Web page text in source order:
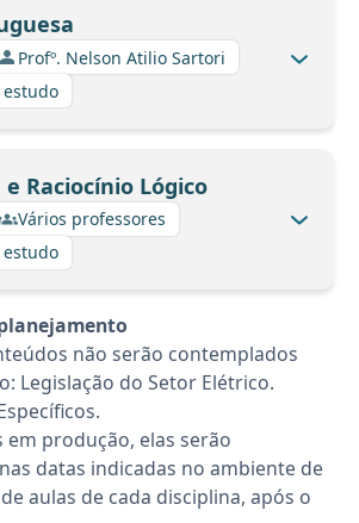
Profº. Nelson Atilio Sartori
estudo
Raciocínio Lógico
Vários professores
não serão contemplados
Legislação do Setor Elétrico.
em produção, elas serão
datas indicadas no ambiente de
aulas de cada disciplina, após o